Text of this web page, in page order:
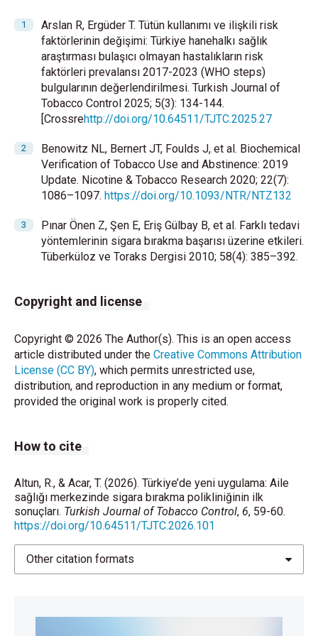
Arslan R, Ergüder T. Tütün kullanımı ve ilişkili risk
faktörlerinin değişimi: Türkiye hanehalkı sağlık
araştırması bulaşıcı olmayan hastalıkların risk
faktörleri prevalansı 2017-2023 (WHO steps)
bulgularının değerlendirilmesi. Turkish Journal of
Tobacco Control 2025; 5(3): 134-144.
[Crossrehttp://doi.org/10.64511/TJTC.2025.27
Benowitz NL, Bernert JT, Foulds J, et al. Biochemical
Verification of Tobacco Use and Abstinence: 2019
Update. Nicotine & Tobacco Research 2020; 22(7):
1086–1097. https://doi.org/10.1093/NTR/NTZ132
Pınar Önen Z, Şen E, Eriş Gülbay B, et al. Farklı tedavi
yöntemlerinin sigara bırakma başarısı üzerine etkileri.
Tüberküloz ve Toraks Dergisi 2010; 58(4): 385–392.
Copyright and license
Copyright © 2026 The Author(s). This is an open access
article distributed under the Creative Commons Attribution
License (CC BY), which permits unrestricted use,
distribution, and reproduction in any medium or format,
provided the original work is properly cited.
How to cite
Altun, R., & Acar, T. (2026). Türkiye’de yeni uygulama: Aile
sağlığı merkezinde sigara bırakma polikliniğinin ilk
sonuçları. Turkish Journal of Tobacco Control, 6, 59-60.
https://doi.org/10.64511/TJTC.2026.101
Other citation formats